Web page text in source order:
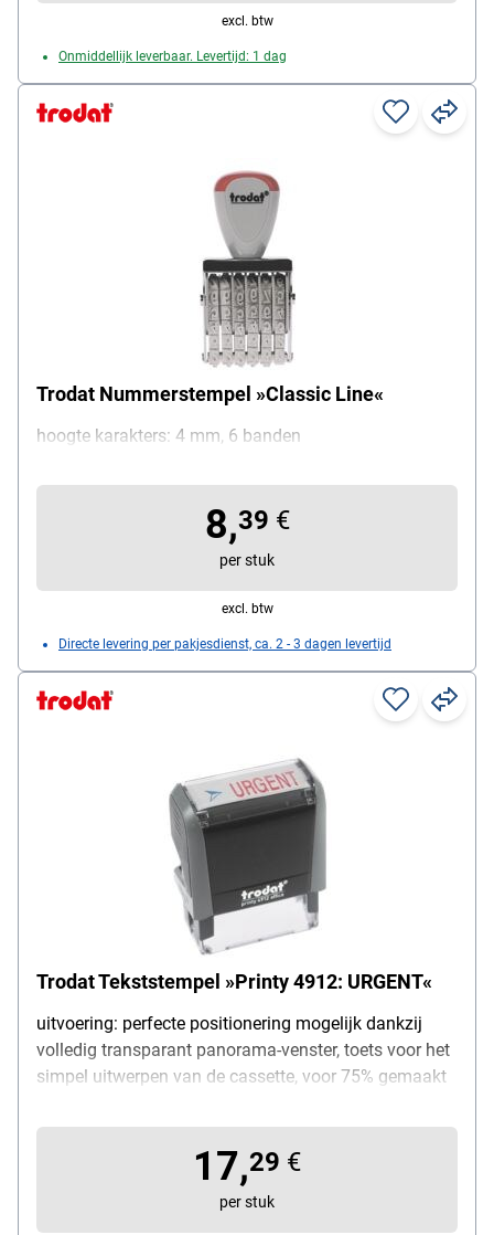
excl. btw
Onmiddellijk leverbaar. Levertijd: 1 dag
Trodat Nummerstempel »Classic Line«
hoogte karakters: 4 mm, 6 banden
8,39 €
per stuk
excl. btw
Directe levering per pakjesdienst, ca. 2 - 3 dagen levertijd
Trodat Tekststempel »Printy 4912: URGENT«
uitvoering: perfecte positionering mogelijk dankzij
volledig transparant panorama-venster, toets voor het
simpel uitwerpen van de cassette, voor 75% gemaakt
18 mm, tekst: »URGENT«
17,29 €
per stuk